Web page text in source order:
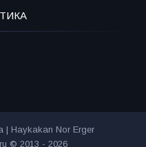
| Haykakan Nor Erger
© 2013 - 2026